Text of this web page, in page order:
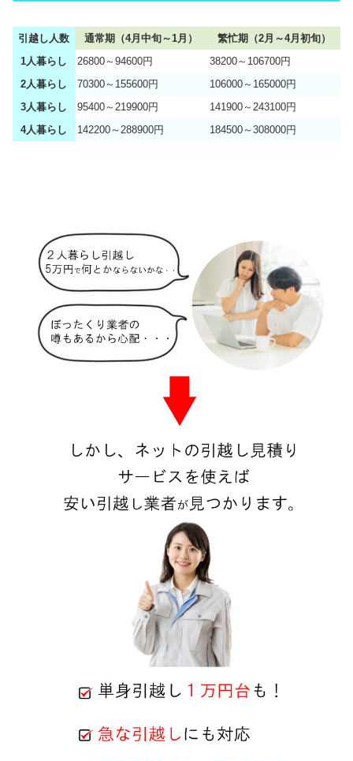
引越し人数 通常期（4月中旬～1月）
繁忙期（2月～4月初旬）
1人暮らし
26800～94600円
38200～106700円
2人暮らし
70300～155600円
106000～165000円
3人暮らし
95400～219900円
141900～243100円
4人暮らし
142200～288900円 184500～308000円